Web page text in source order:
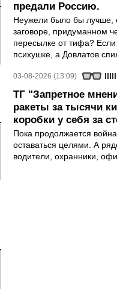
предали Россию.
Неужели было бы лучше,
заговоре, придуманном
пересылке от тифа?
психушке, а Довлатов
03-08-2026 (13:09)
ТГ "Запретное
ракеты за тысячи
коробки у себя за
Пока продолжается
оставаться целями. А
водители, охранники,